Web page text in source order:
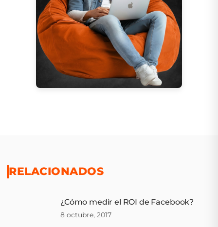
RELACIONADOS
¿Cómo medir el ROI de Facebook?
8 octubre, 2017